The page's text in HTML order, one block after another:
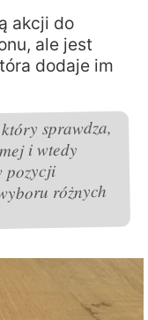
akcji do
ale jest
dodaje im
sprawdza,
i wtedy
pozycji
różnych